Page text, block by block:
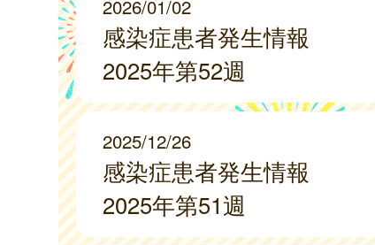
2026/01/02
感染症患者発生情報
2025年第52週
2025/12/26
感染症患者発生情報
2025年第51週